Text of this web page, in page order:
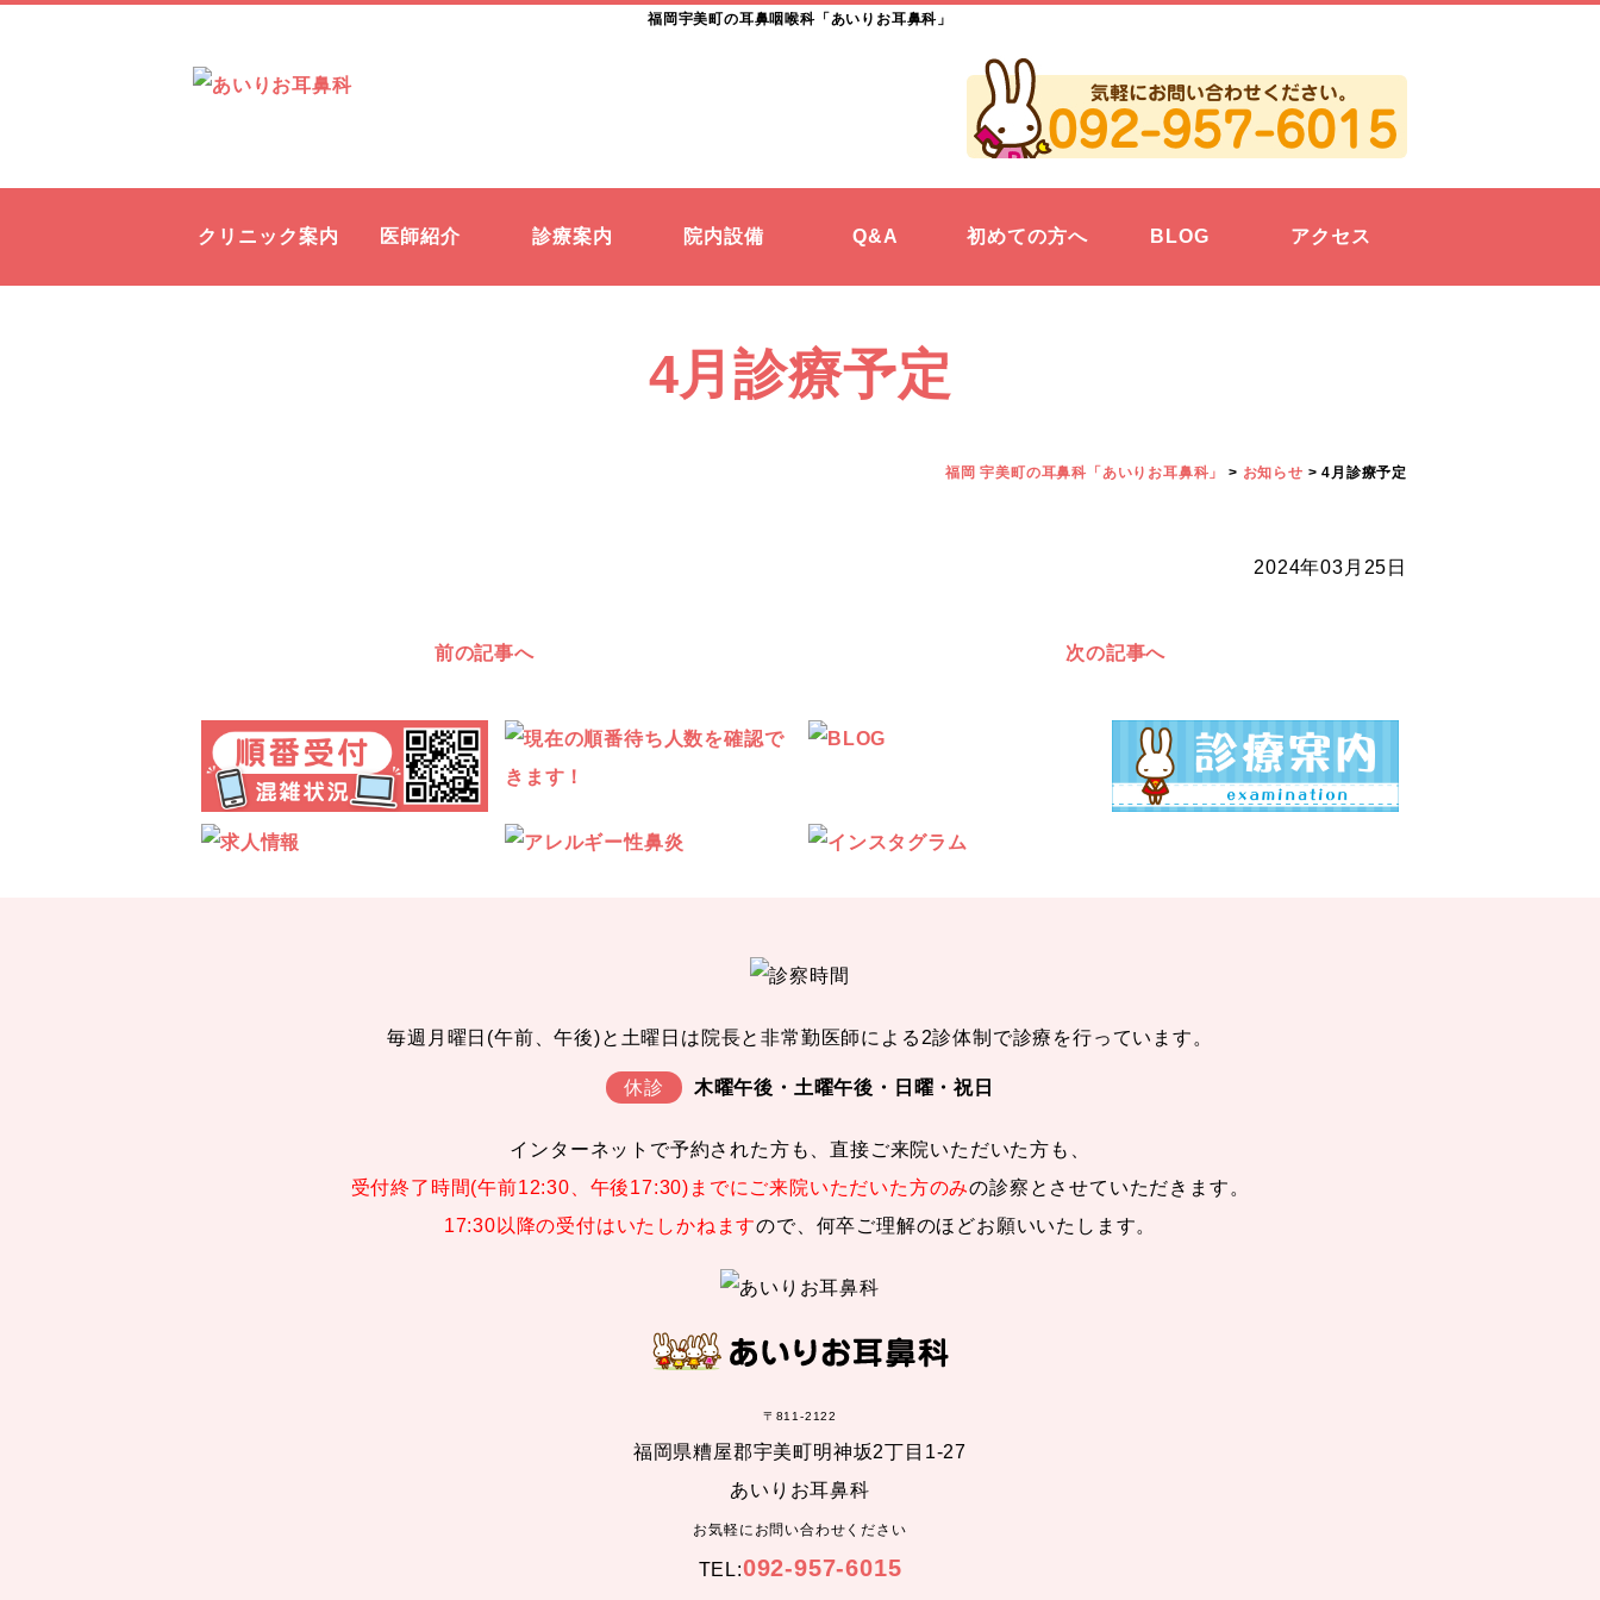
福岡宇美町の耳鼻咽喉科「あいりお耳鼻科」
クリニック案内 医師紹介 診療案内 院内設備 Q&A 初めての方へ BLOG アクセス
4月診療予定
福岡 宇美町の耳鼻科「あいりお耳鼻科」 > お知らせ >4月診療予定
2024年03月25日
前の記事へ 次の記事へ
毎週月曜日(午前、午後)と土曜日は院長と非常勤医師による2診体制で診療を行っています。
休診 木曜午後・土曜午後・日曜・祝日
インターネットで予約された方も、直接ご来院いただいた方も、
受付終了時間(午前12:30、午後17:30)までにご来院いただいた方のみの診察とさせていただきます。
17:30以降の受付はいたしかねますので、何卒ご理解のほどお願いいたします。
〒811-2122
福岡県糟屋郡宇美町明神坂2丁目1-27
あいりお耳鼻科
お気軽にお問い合わせください
TEL:092-957-6015